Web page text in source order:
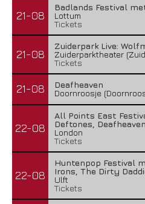
21-08
Badlands Festival
Lottum
Tickets
21-08
Zuiderpark Live:
Zuiderparktheater
Tickets
21-08
Deafheaven
Doornroosje
22-08
All Points East
Deftones, Deafheaven
London
Tickets
22-08
Huntenpop Festival
Irons, The Dirty
Ulft
Tickets